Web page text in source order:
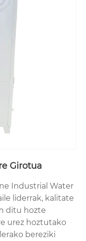
Girotua
Industrial Water
liderrak, kalitate
ditu hozte
urez hoztutako
bereziki